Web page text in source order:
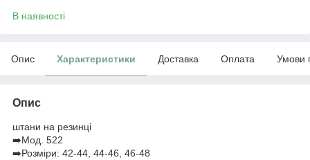
В наявності
Опис Характеристики Доставка Оплата Умови
Опис
штани на резинці
➡️Мод. 522
➡️Розміри: 42-44, 44-46, 46-48